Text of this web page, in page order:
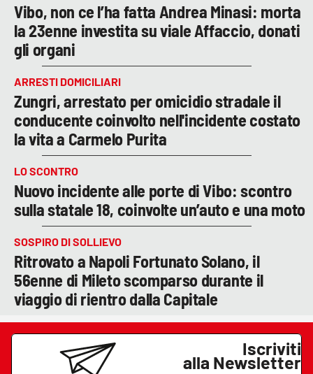
Vibo, non ce l’ha fatta Andrea Minasi: morta
la 23enne investita su viale Affaccio, donati
gli organi
ARRESTI DOMICILIARI
Zungri, arrestato per omicidio stradale il
conducente coinvolto nell'incidente costato
la vita a Carmelo Purita
LO SCONTRO
Nuovo incidente alle porte di Vibo: scontro
sulla statale 18, coinvolte un’auto e una moto
SOSPIRO DI SOLLIEVO
Ritrovato a Napoli Fortunato Solano, il
56enne di Mileto scomparso durante il
viaggio di rientro dalla Capitale
Iscriviti
alla Newsletter